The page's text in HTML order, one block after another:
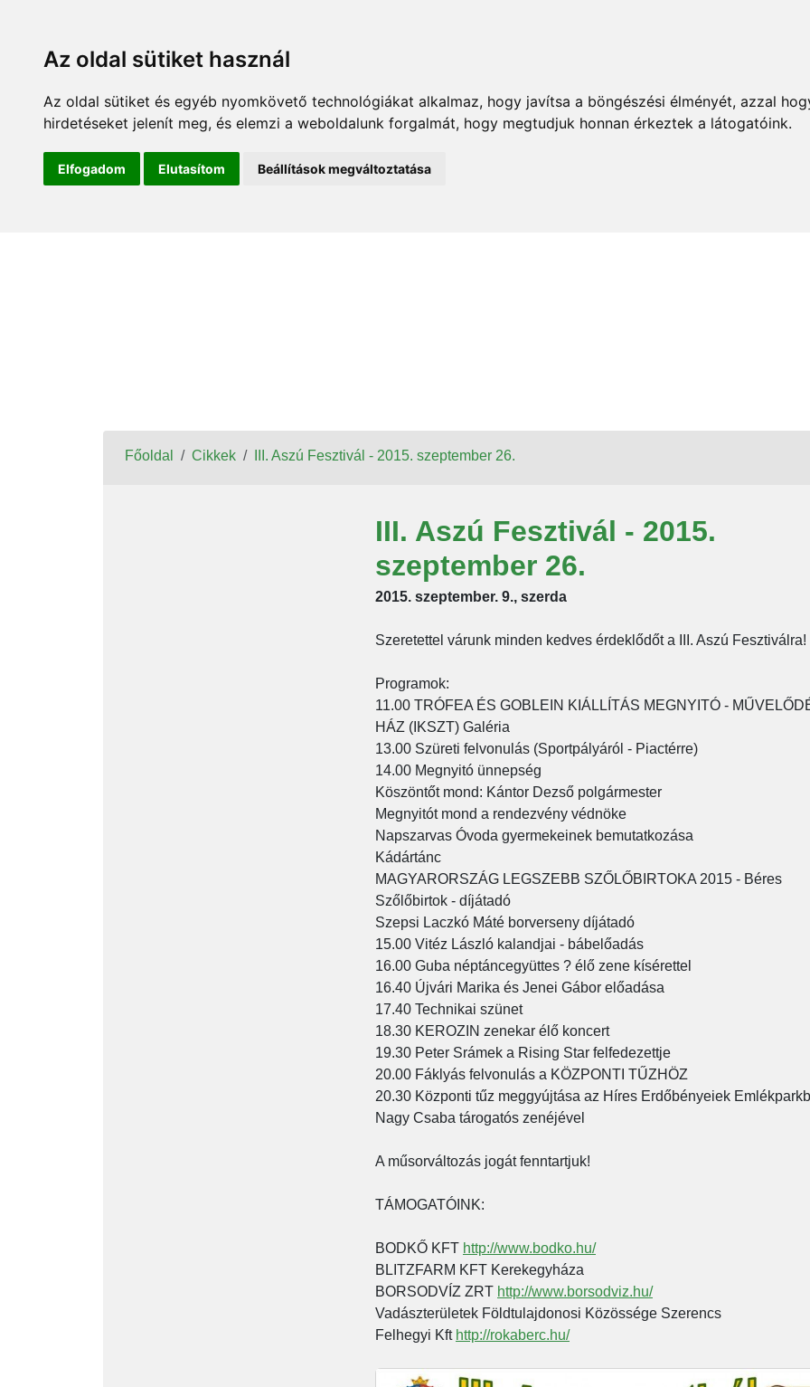
Az oldal sütiket használ
Az oldal sütiket és egyéb nyomkövető technológiákat alkalmaz, hogy javítsa a böngészési élményét, azzal
hirdetéseket jelenít meg, és elemzi a weboldalunk forgalmát, hogy megtudjuk honnan érkeztek a látogatóink.
Elfogadom Elutasítom Beállítások megváltoztatása
Főoldal Cikkek III. Aszú Fesztivál - 2015. szeptember 26.
III. Aszú Fesztivál - 2015.
szeptember 26.
2015. szeptember. 9., szerda
Szeretettel várunk minden kedves érdeklődőt a III. Aszú Fesztiválra!
Programok:
11.00 TRÓFEA ÉS GOBLEIN KIÁLLÍTÁS MEGNYITÓ -
HÁZ (IKSZT) Galéria
13.00 Szüreti felvonulás (Sportpályáról - Piactérre)
14.00 Megnyitó ünnepség
Köszöntőt mond: Kántor Dezső polgármester
Megnyitót mond a rendezvény védnöke
Napszarvas Óvoda gyermekeinek bemutatkozása
Kádártánc
MAGYARORSZÁG LEGSZEBB SZŐLŐBIRTOKA 2015 - Béres
Szőlőbirtok - díjátadó
Szepsi Laczkó Máté borverseny díjátadó
15.00 Vitéz László kalandjai - bábelőadás
16.00 Guba néptáncegyüttes ? élő zene kísérettel
16.40 Újvári Marika és Jenei Gábor előadása
17.40 Technikai szünet
18.30 KEROZIN zenekar élő koncert
19.30 Peter Srámek a Rising Star felfedezettje
20.00 Fáklyás felvonulás a KÖZPONTI TŰZHÖZ
20.30 Központi tűz meggyújtása az Híres Erdőbényeiek
Nagy Csaba tárogatós zenéjével
A műsorváltozás jogát fenntartjuk!
TÁMOGATÓINK:
BODKŐ KFT http://www.bodko.hu/
BLITZFARM KFT Kerekegyháza
BORSODVÍZ ZRT http://www.borsodviz.hu/
Vadászterületek Földtulajdonosi Közössége Szerencs
Felhegyi Kft http://rokaberc.hu/